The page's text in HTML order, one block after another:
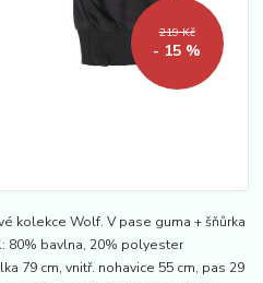
219 Kč
- 15 %
kolekce Wolf. V pase guma + šňůrka
80% bavlna, 20% polyester
cm, vnitř. nohavice 55 cm, pas 29